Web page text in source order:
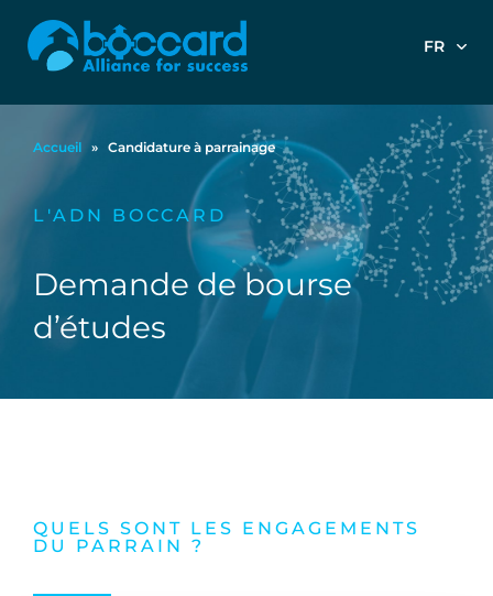
FR
Accueil » Candidature à parrainage
L'ADN BOCCARD
Demande de bourse
d’études
QUELS SONT LES ENGAGEMENTS
DU PARRAIN ?